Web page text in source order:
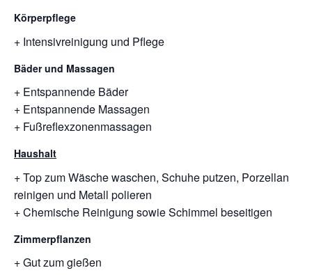
Körperpflege
+ Intensivreinigung und Pflege
Bäder und Massagen
+ Entspannende Bäder
+ Entspannende Massagen
+ Fußreflexzonenmassagen
Haushalt
+ Top zum Wäsche waschen, Schuhe putzen, Porzellan
reinigen und Metall polieren
+ Chemische Reinigung sowie Schimmel beseitigen
Zimmerpflanzen
+ Gut zum gießen